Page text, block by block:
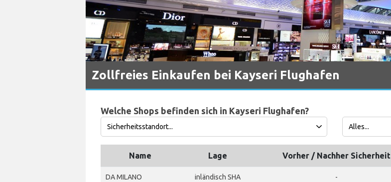
Zollfreies Einkaufen bei Kayseri Flughafen
Welche Shops befinden sich in Kayseri Flughafen?
Name Lage Vorher / Nachher Sicherheit
DA MILANO inländisch SHA -